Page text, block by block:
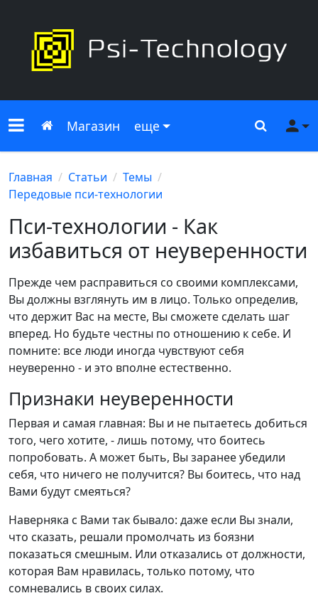
Меню сайта
Главная
Магазин еще Поиск
Главная Статьи
Темы
Передовые пси-технологии
Пси-технологии - Как
избавиться от неуверенности
Прежде чем расправиться со своими комплексами,
Вы должны взглянуть им в лицо. Только определив,
что держит Вас на месте, Вы сможете сделать шаг
вперед. Но будьте честны по отношению к себе. И
помните: все люди иногда чувствуют себя
неуверенно - и это вполне естественно.
Признаки неуверенности
Первая и самая главная: Вы и не пытаетесь добиться
того, чего хотите, - лишь потому, что боитесь
попробовать. А может быть, Вы заранее убедили
себя, что ничего не получится? Вы боитесь, что над
Вами будут смеяться?
Наверняка с Вами так бывало: даже если Вы знали,
что сказать, решали промолчать из боязни
показаться смешным. Или отказались от должности,
которая Вам нравилась, только потому, что
сомневались в своих силах.